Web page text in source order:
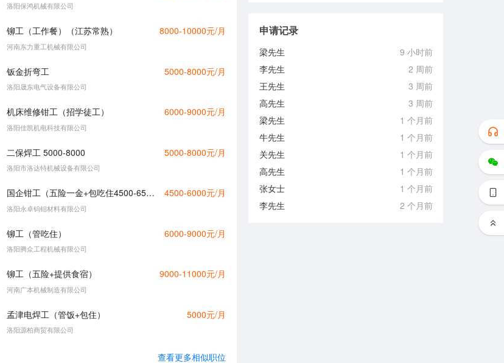
洛阳保鸿机械有限公司
铆工（工作餐）（江苏常熟） 8000-10000元/月
河南东力重工机械有限公司
钣金折弯工 5000-8000元/月
洛阳晟东电气设备有限公司
机床维修钳工（招学徒工） 6000-9000元/月
洛阳佳凯机电科技有限公司
二保焊工 5000-8000 5000-8000元/月
洛阳市洛达特机械设备有限公司
国企钳工（五险一金+包吃住4500-6500） 4500-6000元/月
洛阳永卓钨钼材料有限公司
铆工（管吃住） 6000-9000元/月
洛阳腾众工程机械有限公司
铆工（五险+提供食宿） 9000-11000元/月
河南广本机械制造有限公司
孟津电焊工（管饭+包住） 5000元/月
洛阳源柏商贸有限公司
查看更多相似职位
申请记录
梁先生
9 小时前
李先生
2 周前
王先生
3 周前
高先生
3 周前
梁先生
1 个月前
牛先生
1 个月前
关先生
1 个月前
高先生
1 个月前
张女士
1 个月前
李先生
2 个月前